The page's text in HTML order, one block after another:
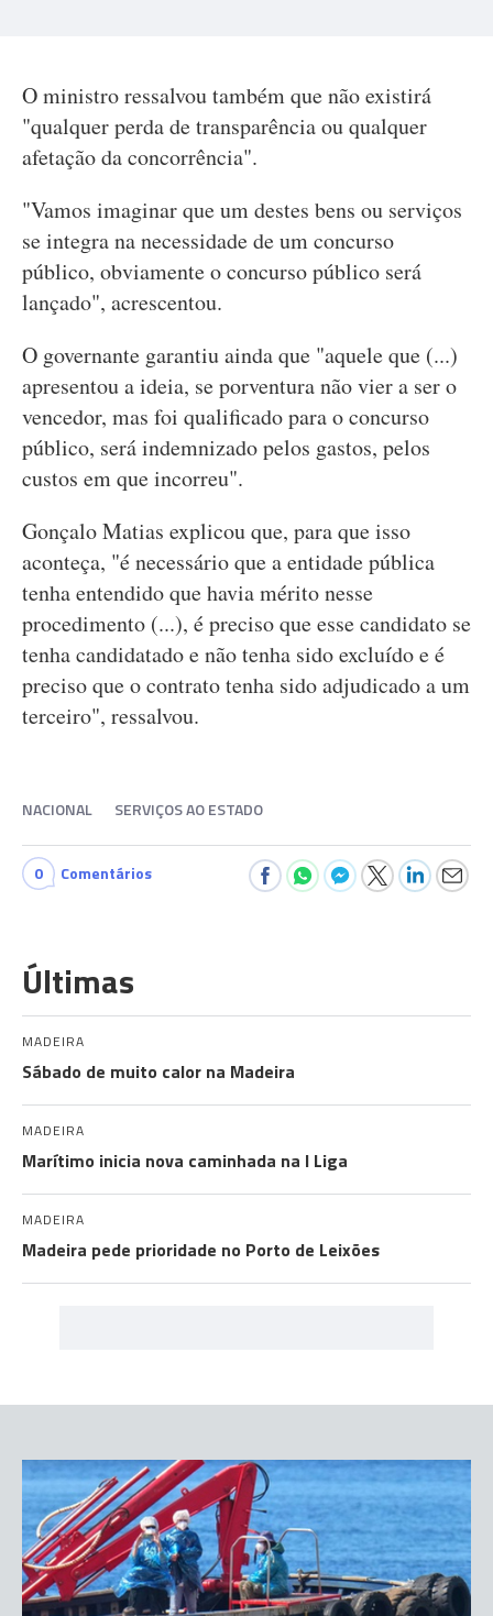
O ministro ressalvou também que não existirá
"qualquer perda de transparência ou qualquer
afetação da concorrência".
"Vamos imaginar que um destes bens ou serviços
se integra na necessidade de um concurso
público, obviamente o concurso público será
lançado", acrescentou.
O governante garantiu ainda que "aquele que (...)
apresentou a ideia, se porventura não vier a ser o
vencedor, mas foi qualificado para o concurso
público, será indemnizado pelos gastos, pelos
custos em que incorreu".
Gonçalo Matias explicou que, para que isso
aconteça, "é necessário que a entidade pública
tenha entendido que havia mérito nesse
procedimento (...), é preciso que esse candidato se
tenha candidatado e não tenha sido excluído e é
preciso que o contrato tenha sido adjudicado a um
terceiro", ressalvou.
NACIONAL SERVIÇOS AO ESTADO
0 Comentários
Últimas
MADEIRA
Sábado de muito calor na Madeira
MADEIRA
Marítimo inicia nova caminhada na I Liga
MADEIRA
Madeira pede prioridade no Porto de Leixões